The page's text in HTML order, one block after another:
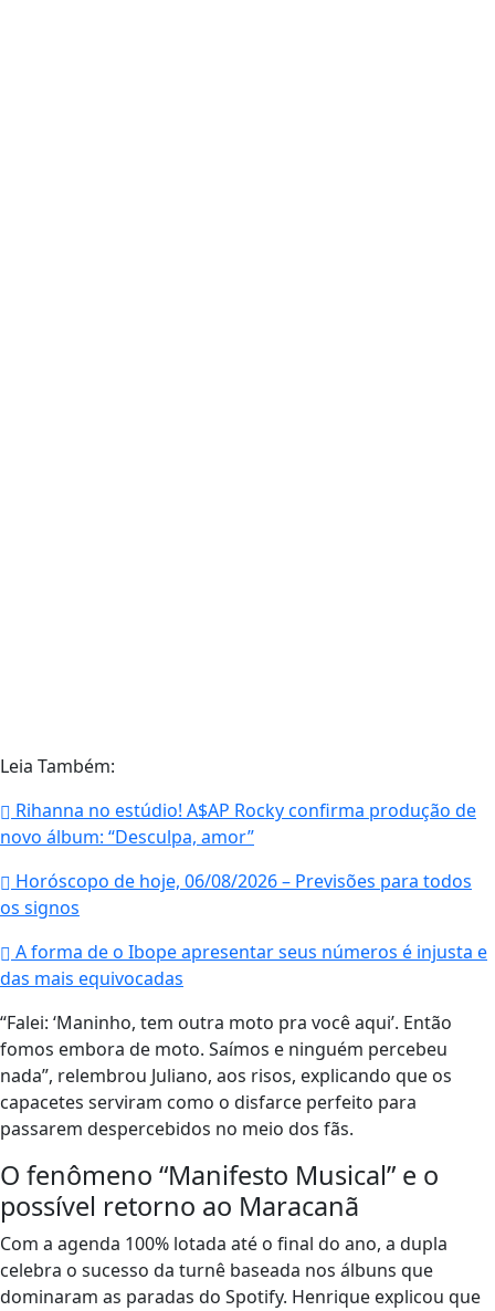
Leia Também:
Rihanna no estúdio! A$AP Rocky confirma produção de
novo álbum: “Desculpa, amor”
Horóscopo de hoje, 06/08/2026 – Previsões para todos
os signos
A forma de o Ibope apresentar seus números é injusta e
das mais equivocadas
“Falei: ‘Maninho, tem outra moto pra você aqui’. Então
fomos embora de moto. Saímos e ninguém percebeu
nada”, relembrou Juliano, aos risos, explicando que os
capacetes serviram como o disfarce perfeito para
passarem despercebidos no meio dos fãs.
O fenômeno “Manifesto Musical” e o
possível retorno ao Maracanã
Com a agenda 100% lotada até o final do ano, a dupla
celebra o sucesso da turnê baseada nos álbuns que
dominaram as paradas do Spotify. Henrique explicou que